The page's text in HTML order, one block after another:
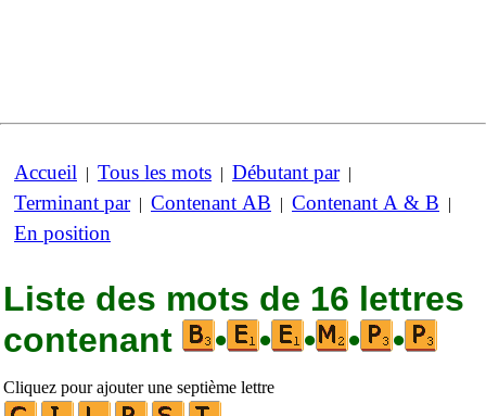
Accueil | Tous les mots | Débutant par|
Terminant par| Contenant AB | Contenant A & B |
En position
Liste des mots de 16 lettres
contenant
• • • • •
Cliquez pour ajouter une septième lettre